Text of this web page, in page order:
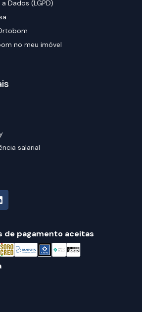
Dados (LGPD)
no meu imóvel
salarial
de pagamento aceitas